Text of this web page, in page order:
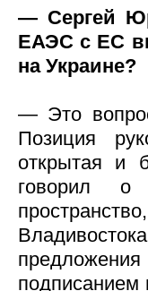
— Сергей
ЕАЭС с ЕС
на Украине?
— Это
Позиция
открытая и
говорил о
подписанием